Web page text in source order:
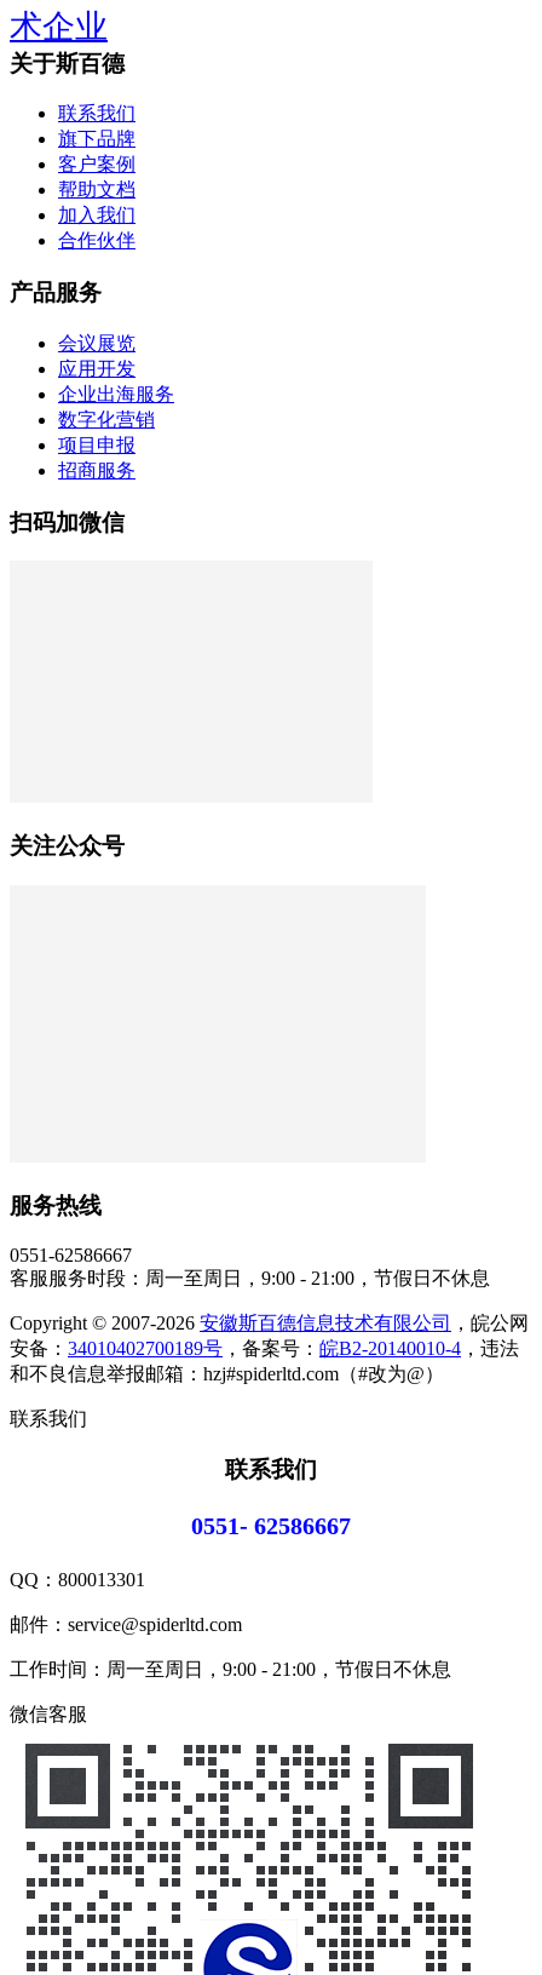
术企业
关于斯百德
联系我们
旗下品牌
客户案例
帮助文档
加入我们
合作伙伴
产品服务
会议展览
应用开发
企业出海服务
数字化营销
项目申报
招商服务
扫码加微信
关注公众号
服务热线
0551-62586667
客服服务时段：周一至周日，9:00 - 21:00，节假日不休息
Copyright © 2007-2026 安徽斯百德信息技术有限公司
，皖公网
安备： 34010402700189号 ，备案号： 皖B2-20140010-4 ，违法
和不良信息举报邮箱：hzj#spiderltd.com（#改为@）
联系我们
联系我们
0551- 62586667
QQ： 800013301
邮件：service@spiderltd.com
工作时间：周一至周日，9:00 - 21:00，节假日不休息
微信客服